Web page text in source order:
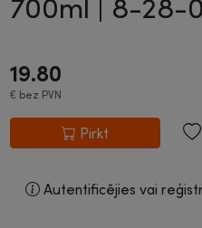
700ml | 8-28-
19.80
€ bez PVN
Pirkt
Autentificējies vai